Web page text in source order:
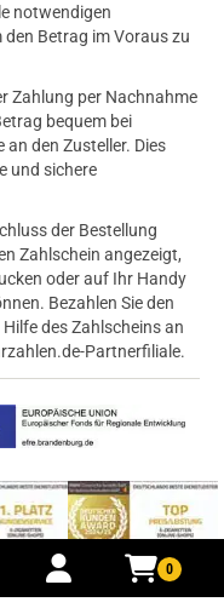
0
notwendigen
Betrag im Voraus zu
Zahlung per Nachnahme
bequem bei
an den Zusteller. Dies
und sichere
der Bestellung
Zahlschein angezeigt,
oder auf Ihr Handy
Bezahlen Sie den
des Zahlscheins an
Partnerfiliale.
GmbH